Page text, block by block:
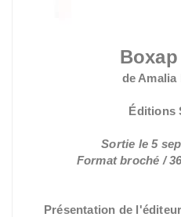
Boxap
de Amalia
Éditions
Sortie le 5
Format broché /
Présentation de